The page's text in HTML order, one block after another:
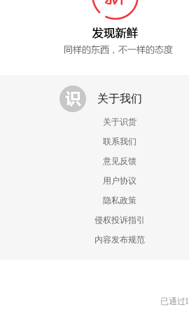
关于我们
关于识货
联系我们
意见反馈
用户协议
隐私政策
侵权投诉指引
内容发布规范
已通过